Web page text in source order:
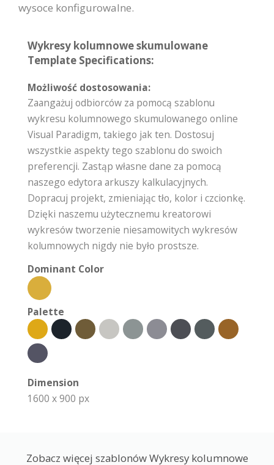
wysoce konfigurowalne.
Wykresy kolumnowe skumulowane
Template Specifications:
Możliwość dostosowania:
Zaangażuj odbiorców za pomocą szablonu
wykresu kolumnowego skumulowanego online
Visual Paradigm, takiego jak ten. Dostosuj
wszystkie aspekty tego szablonu do swoich
preferencji. Zastąp własne dane za pomocą
naszego edytora arkuszy kalkulacyjnych.
Dopracuj projekt, zmieniając tło, kolor i czcionkę.
Dzięki naszemu użytecznemu kreatorowi
wykresów tworzenie niesamowitych wykresów
kolumnowych nigdy nie było prostsze.
Dominant Color
Palette
Dimension
1600 x 900 px
Zobacz więcej szablonów Wykresy kolumnowe